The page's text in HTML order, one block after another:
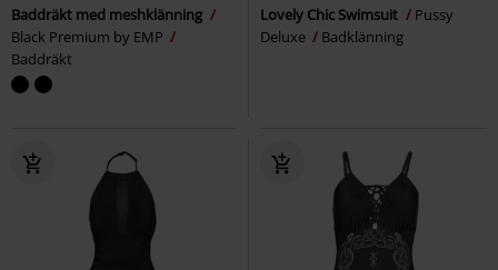
Baddräkt med meshklänning
Black Premium by EMP
Baddräkt
Lovely Chic Swimsuit
Pussy
Deluxe
Badklänning